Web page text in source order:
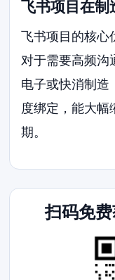
飞书项目在制
飞书项目的核心
对于需要高频沟
电子或快消制造
度绑定，能大幅
期。
扫码免